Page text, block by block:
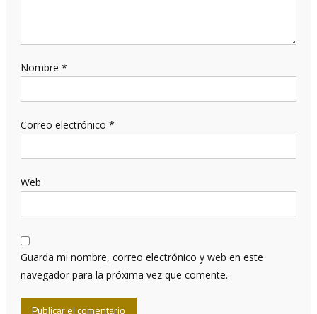
Nombre *
Correo electrónico *
Web
Guarda mi nombre, correo electrónico y web en este
navegador para la próxima vez que comente.